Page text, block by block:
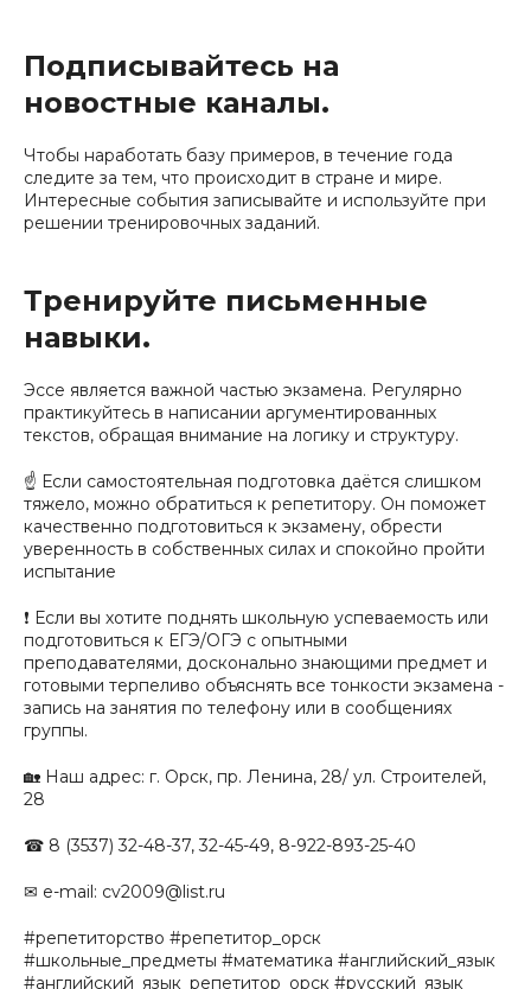
Подписывайтесь на
новостные каналы.
Чтобы наработать базу примеров, в течение года
следите за тем, что происходит в стране и мире.
Интересные события записывайте и используйте при
решении тренировочных заданий.
Тренируйте письменные
навыки.
Эссе является важной частью экзамена. Регулярно
практикуйтесь в написании аргументированных
текстов, обращая внимание на логику и структуру.
☝ Если самостоятельная подготовка даётся слишком
тяжело, можно обратиться к репетитору. Он поможет
качественно подготовиться к экзамену, обрести
уверенность в собственных силах и спокойно пройти
испытание
❗ Если вы хотите поднять школьную успеваемость или
подготовиться к ЕГЭ/ОГЭ с опытными
преподавателями, досконально знающими предмет и
готовыми терпеливо объяснять все тонкости экзамена -
запись на занятия по телефону или в сообщениях
группы.
🏡 Наш адрес: г. Орск, пр. Ленина, 28/ ул. Строителей,
28
☎ 8 (3537) 32-48-37, 32-45-49, 8-922-893-25-40
✉ e-mail: cv2009@list.ru
#репетиторство #репетитор_орск
#школьные_предметы #математика #английский_язык
#английский_язык_репетитор_орск #русский_язык